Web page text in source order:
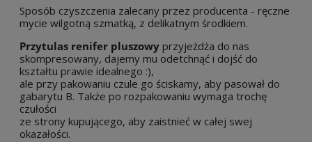
Sposób czyszczenia zalecany przez producenta - ręczne
mycie wilgotną szmatką, z delikatnym środkiem.
Przytulas renifer pluszowy przyjeżdża do nas
skompresowany, dajemy mu odetchnąć i dojść do
kształtu prawie idealnego :),
ale przy pakowaniu czule go ściskamy, aby pasował do
gabarytu B. Także po rozpakowaniu wymaga trochę
czułości
ze strony kupującego, aby zaistnieć w całej swej
okazałości.